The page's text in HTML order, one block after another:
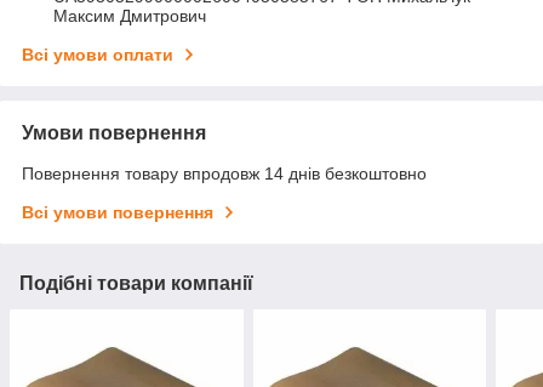
Максим Дмитрович
Всі умови оплати
Умови повернення
Повернення товару впродовж 14 днів безкоштовно
Всі умови повернення
Подібні товари компанії